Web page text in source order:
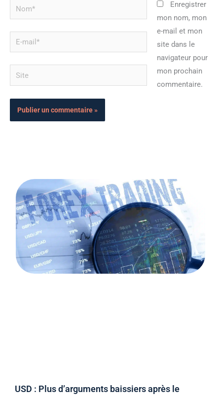
Nom*
mail*
Site
Enregistrer
mon nom, mon
e-mail et mon
site dans le
navigateur pour
mon prochain
commentaire.
USD : Plus d’arguments baissiers après le